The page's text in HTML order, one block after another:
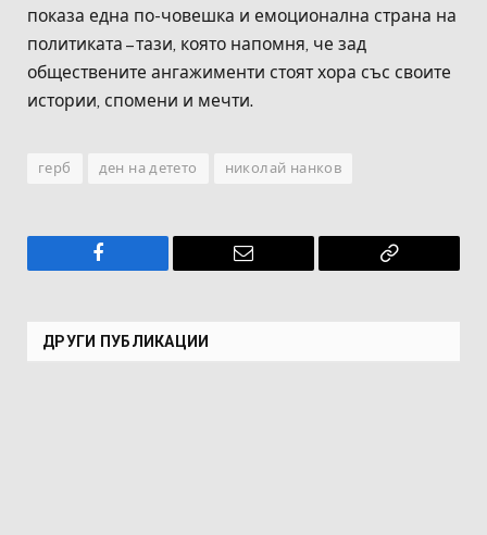
показа една по-човешка и емоционална страна на
политиката – тази, която напомня, че зад
обществените ангажименти стоят хора със своите
истории, спомени и мечти.
герб ден на детето николай нанков
Facebook Имейл
Копирай
ДРУГИ ПУБЛИКАЦИИ